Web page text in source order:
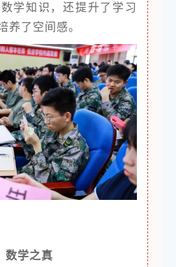
学知识，还提升了学习
养了空间感。
数学之真